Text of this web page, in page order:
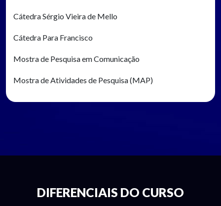
Cátedra Sérgio Vieira de Mello
Cátedra Para Francisco
Mostra de Pesquisa em Comunicação
Mostra de Atividades de Pesquisa (MAP)
DIFERENCIAIS DO CURSO